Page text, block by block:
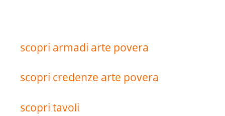
scopri armadi arte povera
scopri credenze arte povera
scopri tavoli